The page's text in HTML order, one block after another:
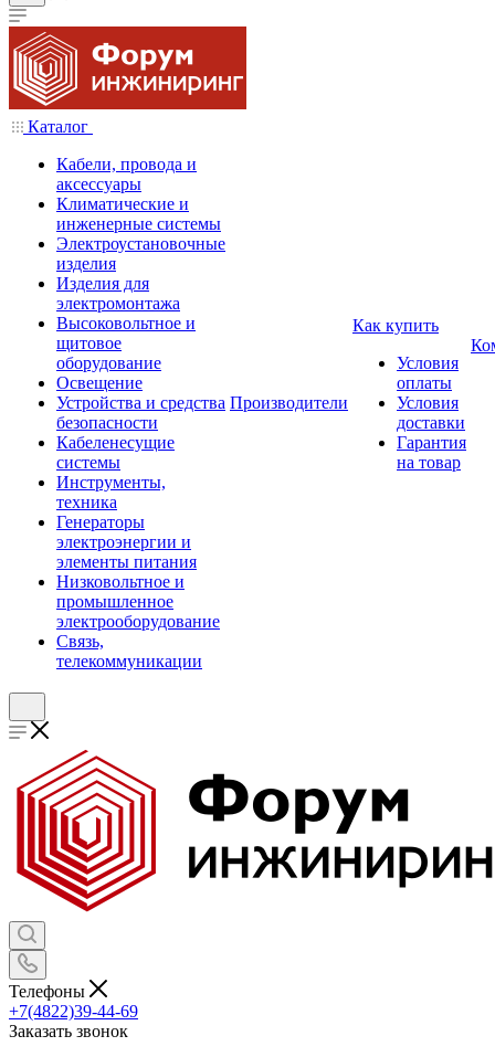
Каталог
Кабели, провода и
аксессуары
Климатические и
инженерные системы
Электроустановочные
изделия
Изделия для
электромонтажа
Высоковольтное и
щитовое
оборудование
Освещение
Устройства и средства
безопасности
Кабеленесущие
системы
Инструменты,
техника
Генераторы
электроэнергии и
элементы питания
Низковольтное и
промышленное
электрооборудование
Связь,
телекоммуникации
Производители
Как купить
Условия
оплаты
Условия
доставки
Гарантия
на товар
Телефоны
+7(4822)39-44-69
Заказать звонок